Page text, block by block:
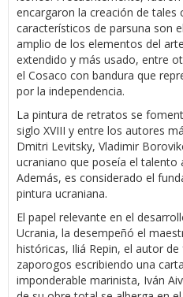
encargaron la creación de tales
característicos de parsuna son
amplio de los elementos del
extendido y más usado, entre
el Cosaco con bandura que
por la independencia.
La pintura de retratos se
siglo XVIII y entre los autores
Dmitri Levitsky, Vladimir
ucraniano que poseía el talento
Además, es considerado el
pintura ucraniana.
El papel relevante en el
Ucrania, la desempeñó el
históricas, Iliá Repin, el autor
zaporogos escribiendo una
imponderable marinista, Iván